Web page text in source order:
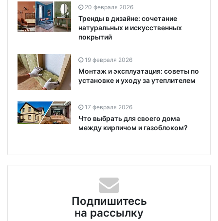
20 февраля 2026
Тренды в дизайне: сочетание
натуральных и искусственных
покрытий
19 февраля 2026
Монтаж и эксплуатация: советы по
установке и уходу за утеплителем
17 февраля 2026
Что выбрать для своего дома
между кирпичом и газоблоком?
Подпишитесь
на рассылку